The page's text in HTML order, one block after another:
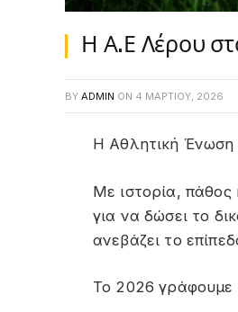
Η Α.Ε Λέρου
BY ADMIN ON 4 ΜΑΡΤΊΟΥ, 2026
Η Αθλητική Ένωση
Με ιστορία,
για να δώσει το
ανεβάζει το
Το 2026 γράφουμε